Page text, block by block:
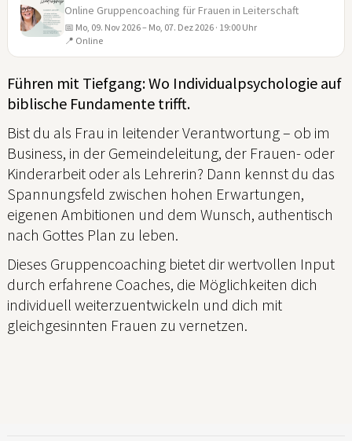
NOV
Online Gruppencoaching für Frauen in Leiterschaft
📅 Mo, 09. Nov 2026 – Mo, 07. Dez 2026 · 19:00 Uhr
📍 Online
Führen mit Tiefgang: Wo Individualpsychologie auf
biblische Fundamente trifft.
Bist du als Frau in leitender Verantwortung – ob im
Business, in der Gemeindeleitung, der Frauen- oder
Kinderarbeit oder als Lehrerin? Dann kennst du das
Spannungsfeld zwischen hohen Erwartungen,
eigenen Ambitionen und dem Wunsch, authentisch
nach Gottes Plan zu leben.
Dieses Gruppencoaching bietet dir wertvollen Input
durch erfahrene Coaches, die Möglichkeiten dich
individuell weiterzuentwickeln und dich mit
gleichgesinnten Frauen zu vernetzen.